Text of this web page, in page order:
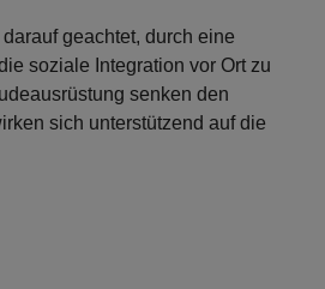
geachtet, durch eine
soziale Integration vor Ort zu
senken den
sich unterstützend auf die